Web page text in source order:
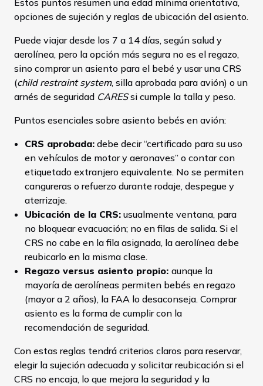
Estos puntos resumen una edad mínima orientativa,
opciones de sujeción y reglas de ubicación del asiento.
Puede viajar desde los 7 a 14 días, según salud y
aerolínea, pero la opción más segura no es el regazo,
sino comprar un asiento para el bebé y usar una CRS
(child restraint system, silla aprobada para avión) o un
arnés de seguridad CARESsi cumple la talla y peso.
Puntos esenciales sobre asiento bebés en avión:
CRS aprobada: debe decir “certificado para su uso
en vehículos de motor y aeronaves” o contar con
etiquetado extranjero equivalente. No se permiten
cangureras o refuerzo durante rodaje, despegue y
aterrizaje.
Ubicación de la CRS: usualmente ventana, para
no bloquear evacuación; no en filas de salida. Si el
CRS no cabe en la fila asignada, la aerolínea debe
reubicarlo en la misma clase.
Regazo versus asiento propio: aunque la
mayoría de aerolíneas permiten bebés en regazo
(mayor a 2 años), la FAA lo desaconseja. Comprar
asiento es la forma de cumplir con la
recomendación de seguridad.
Con estas reglas tendrá criterios claros para reservar,
elegir la sujeción adecuada y solicitar reubicación si el
CRS no encaja, lo que mejora la seguridad y la